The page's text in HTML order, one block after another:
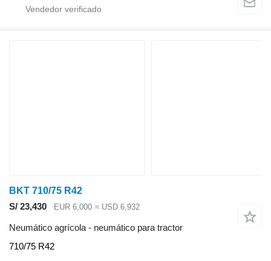
BKT 710/75 R42
S/ 23,430
EUR 6,000 ≈ USD 6,932
Neumático agrícola - neumático para tractor
710/75 R42